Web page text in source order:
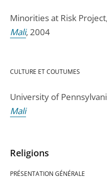
Minorities at Risk Project,
Mali, 2004
CULTURE ET COUTUMES
University of
Mali
Religions
PRÉSENTATION GÉNÉRALE